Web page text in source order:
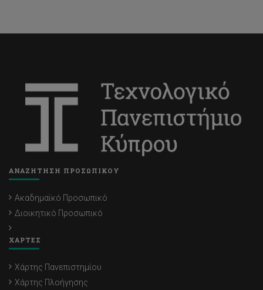
ΑΝΑΖΗΤΗΣΗ ΠΡΟΣΩΠΙΚΟΥ
Ακαδημαϊκό Προσωπικό
Διοικητικό Προσωπικό
ΧΑΡΤΕΣ
Χάρτης Πανεπιστημίου
Χάρτης Πλοήγησης